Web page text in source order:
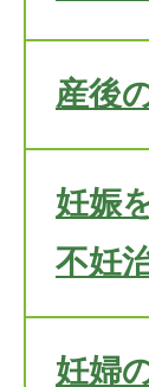
産後
妊娠
不妊
妊婦